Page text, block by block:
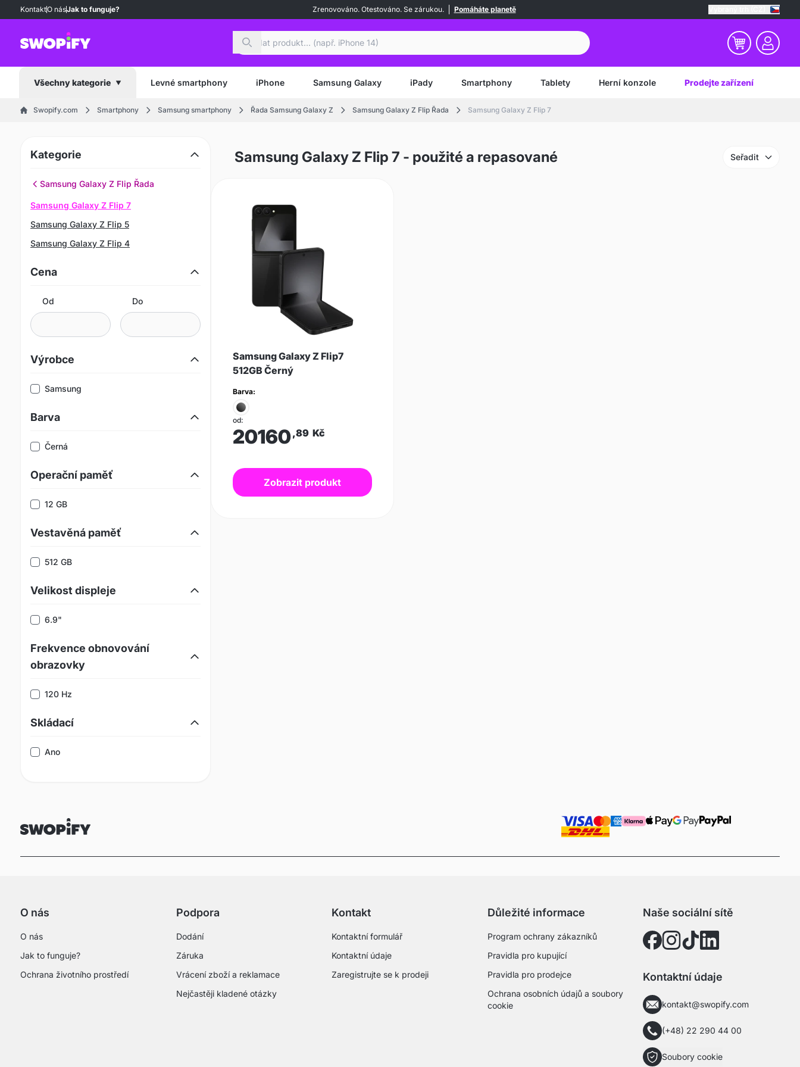
KontaktO násJak to funguje? Zrenovováno. Otestováno. Se zárukou. Pomáháte planetě
Všechny kategorie Levné smartphony iPhone Samsung Galaxy iPady Smartphony Tablety Herní konzole Prodejte zařízení
Swopify.com Smartphony Samsung smartphony Řada Samsung Galaxy Z Samsung Galaxy Z Flip Řada Samsung Galaxy Z Flip 7
Kategorie
Samsung Galaxy Z Flip Řada
Samsung Galaxy Z Flip 7
Samsung Galaxy Z Flip 5
Samsung Galaxy Z Flip 4
Cena
Od Do
Výrobce
Samsung
Barva
Černá
Operační paměť
12 GB
Vestavěná paměť
512 GB
Velikost displeje
6.9"
Frekvence obnovování
obrazovky
120 Hz
Skládací
Ano
Samsung Galaxy Z Flip 7 - použité a repasované Seřadit
Samsung Galaxy Z Flip7
512GB Černý
Barva:
od:
20160,89 Kč
Zobrazit produkt
O nás
O nás
Jak to funguje?
Ochrana životního prostředí
Podpora
Dodání
Záruka
Vrácení zboží a reklamace
Nejčastěji kladené otázky
Kontakt
Kontaktní formulář
Kontaktní údaje
Zaregistrujte se k prodeji
Důležité informace
Program ochrany zákazníků
Pravidla pro kupující
Pravidla pro prodejce
Ochrana osobních údajů a soubory
cookie
Naše sociální sítě
Kontaktní údaje
kontakt@swopify.com
(+48) 22 290 44 00
Soubory cookie